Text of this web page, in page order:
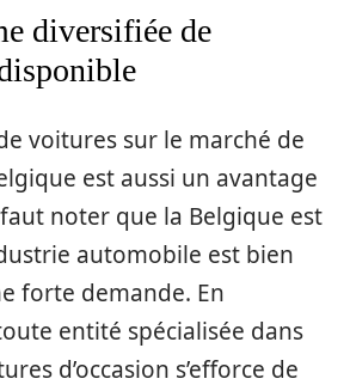
diversifiée de
voitures sur le marché de
est aussi un avantage
noter que la Belgique est
automobile est bien
forte demande. En
entité spécialisée dans
d’occasion s’efforce de